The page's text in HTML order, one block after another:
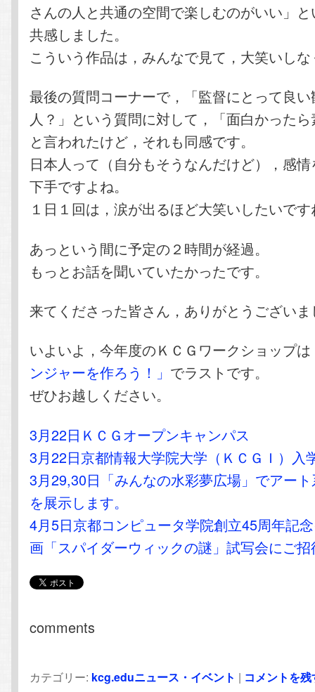
さんの人と共通の空間で楽しむのがいい」
共感しました。
こういう作品は，みんなで見て，大笑いし
最後の質問コーナーで，「監督にとって良
人？」という質問に対して，「面白かった
と言われたけど，それも同感です。
日本人って（自分もそうなんだけど），感
下手ですよね。
１日１回は，涙が出るほど大笑いしたいで
あっという間に予定の２時間が経過。
もっとお話を聞いていたかったです。
来てくださった皆さん，ありがとうござい
いよいよ，今年度のＫＣＧワークショップは
ンジャーを作ろう！」 でラストです。
ぜひお越しください。
3月22日ＫＣＧオープンキャンパス
3月22日京都情報大学院大学（ＫＣＧＩ）入
3月29,30日「みんなの水彩夢広場」でアー
を展示します。
4月5日京都コンピュータ学院創立45周年記
画「スパイダーウィックの謎」試写会にご
comments
カテゴリー: kcg.eduニュース・イベント | コメントを残